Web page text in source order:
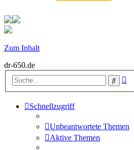
Zum Inhalt
dr-650.de
Suche
Schnellzugriff
Unbeantwortete Themen
Aktive Themen